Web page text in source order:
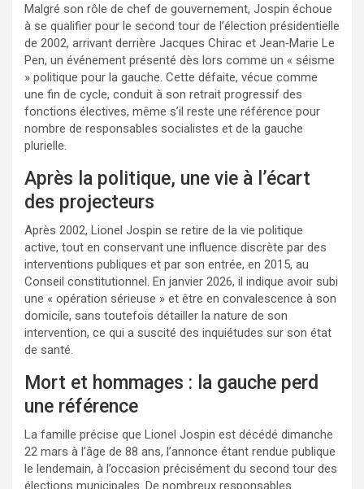
Malgré son rôle de chef de gouvernement, Jospin échoue
à se qualifier pour le second tour de l’élection présidentielle
de 2002, arrivant derrière Jacques Chirac et Jean‑Marie Le
Pen, un événement présenté dès lors comme un « séisme
» politique pour la gauche. Cette défaite, vécue comme
une fin de cycle, conduit à son retrait progressif des
fonctions électives, même s’il reste une référence pour
nombre de responsables socialistes et de la gauche
plurielle.
Après la politique, une vie à l’écart
des projecteurs
Après 2002, Lionel Jospin se retire de la vie politique
active, tout en conservant une influence discrète par des
interventions publiques et par son entrée, en 2015, au
Conseil constitutionnel. En janvier 2026, il indique avoir subi
une « opération sérieuse » et être en convalescence à son
domicile, sans toutefois détailler la nature de son
intervention, ce qui a suscité des inquiétudes sur son état
de santé.
Mort et hommages : la gauche perd
une référence
La famille précise que Lionel Jospin est décédé dimanche
22 mars à l’âge de 88 ans, l’annonce étant rendue publique
le lendemain, à l’occasion précisément du second tour des
élections municipales. De nombreux responsables